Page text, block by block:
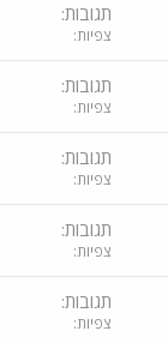
תגובות
צפיות
תגובות
צפיות
תגובות
צפיות
תגובות
צפיות
תגובות
צפיות